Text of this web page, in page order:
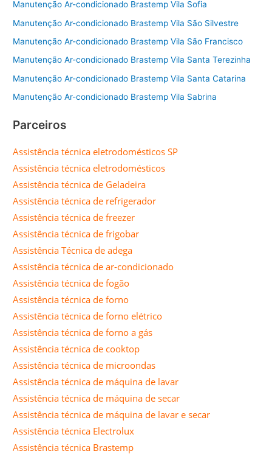
Manutenção Ar-condicionado Brastemp Vila Sofia
Manutenção Ar-condicionado Brastemp Vila São Silvestre
Manutenção Ar-condicionado Brastemp Vila São Francisco
Manutenção Ar-condicionado Brastemp Vila Santa Terezinha
Manutenção Ar-condicionado Brastemp Vila Santa Catarina
Manutenção Ar-condicionado Brastemp Vila Sabrina
Parceiros
Assistência técnica eletrodomésticos SP
Assistência técnica eletrodomésticos
Assistência técnica de Geladeira
Assistência técnica de refrigerador
Assistência técnica de freezer
Assistência técnica de frigobar
Assistência Técnica de adega
Assistência técnica de ar-condicionado
Assistência técnica de fogão
Assistência técnica de forno
Assistência técnica de forno elétrico
Assistência técnica de forno a gás
Assistência técnica de cooktop
Assistência técnica de microondas
Assistência técnica de máquina de lavar
Assistência técnica de máquina de secar
Assistência técnica de máquina de lavar e secar
Assistência técnica Electrolux
Assistência técnica Brastemp